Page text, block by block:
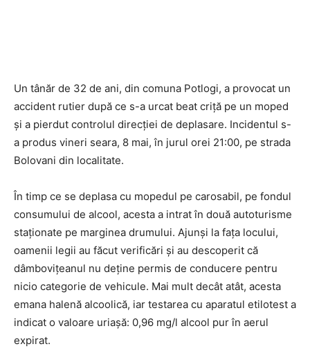
Un tânăr de 32 de ani, din comuna Potlogi, a provocat un
accident rutier după ce s-a urcat beat criță pe un moped
și a pierdut controlul direcției de deplasare. Incidentul s-
a produs vineri seara, 8 mai, în jurul orei 21:00, pe strada
Bolovani din localitate.
În timp ce se deplasa cu mopedul pe carosabil, pe fondul
consumului de alcool, acesta a intrat în două autoturisme
staționate pe marginea drumului. Ajunși la fața locului,
oamenii legii au făcut verificări și au descoperit că
dâmbovițeanul nu deține permis de conducere pentru
nicio categorie de vehicule. Mai mult decât atât, acesta
emana halenă alcoolică, iar testarea cu aparatul etilotest a
indicat o valoare uriașă: 0,96 mg/l alcool pur în aerul
expirat.